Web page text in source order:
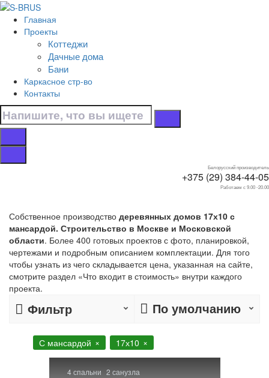
Перейти к контенту
Главная
Проекты
Коттеджи
Дачные дома
Бани
Каркасное стр-во
Контакты
Белорусский производитель
+375 (29) 384-44-05
Работаем с 9.00 -20.00
Главная
С мансардой
17х10
Дома 17х10 с
мансардой
Собственное производство деревянных домов 17х10 с
мансардой. Строительство в Москве и Московской
области. Более 400 готовых проектов с фото, планировкой,
чертежами и подробным описанием комплектации. Для того
чтобы узнать из чего складывается цена, указанная на сайте,
смотрите раздел «Что входит в стоимость» внутри каждого
проекта.
Фильтр По умолчанию
С мансардой 17х10
4 спальни 2 санузла